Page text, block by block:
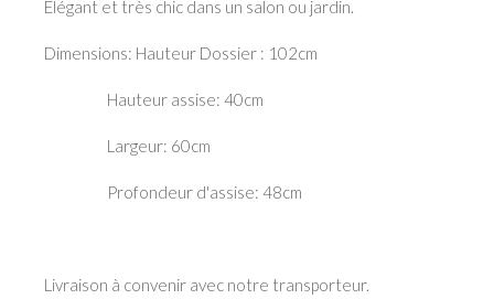
Elégant et très chic dans un salon ou jardin.
Dimensions: Hauteur Dossier : 102cm
Hauteur assise: 40cm
Largeur: 60cm
Profondeur d'assise: 48cm
Livraison à convenir avec notre transporteur.